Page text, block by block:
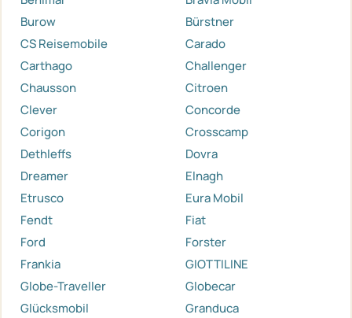
Burow
Bürstner
CS Reisemobile
Carado
Carthago
Challenger
Chausson
Citroen
Clever
Concorde
Corigon
Crosscamp
Dethleffs
Dovra
Dreamer
Elnagh
Etrusco
Eura Mobil
Fendt
Fiat
Ford
Forster
Frankia
GIOTTILINE
Globe-Traveller
Globecar
Glücksmobil
Granduca